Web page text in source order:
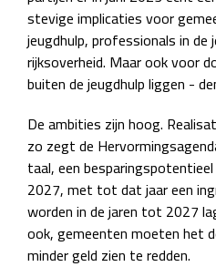
stevige implicaties voor
jeugdhulp, professionals in de
rijksoverheid. Maar ook voor
buiten de jeugdhulp liggen -
De ambities zijn hoog.
zo zegt de
taal, een
2027, met tot dat jaar een
worden in de jaren tot 2027
ook, gemeenten moeten het
minder geld zien te redden.